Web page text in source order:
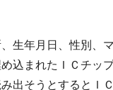
生年月日、性別、
込まれたＩＣチッ
出そうとするとＩ